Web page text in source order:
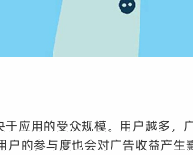
应用的受众规模。用户越多
的参与度也会对广告收益产